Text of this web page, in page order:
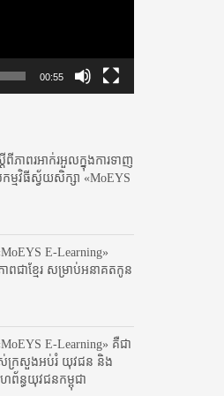
00:55
ភាព​រអាក់រអួល​ក្នុងការ​ទាញ​
មវិធី​ស្វ័យសិក្សា «MoEYS
E-Learning»
ាពជាខ្មែរ សម្រាប់អនាគតកូន
E-Learning» គឺជា
បស់ក្រសួងអប់រំ​ យុវជន និង
ន្ធយុវជនកម្ពុជា